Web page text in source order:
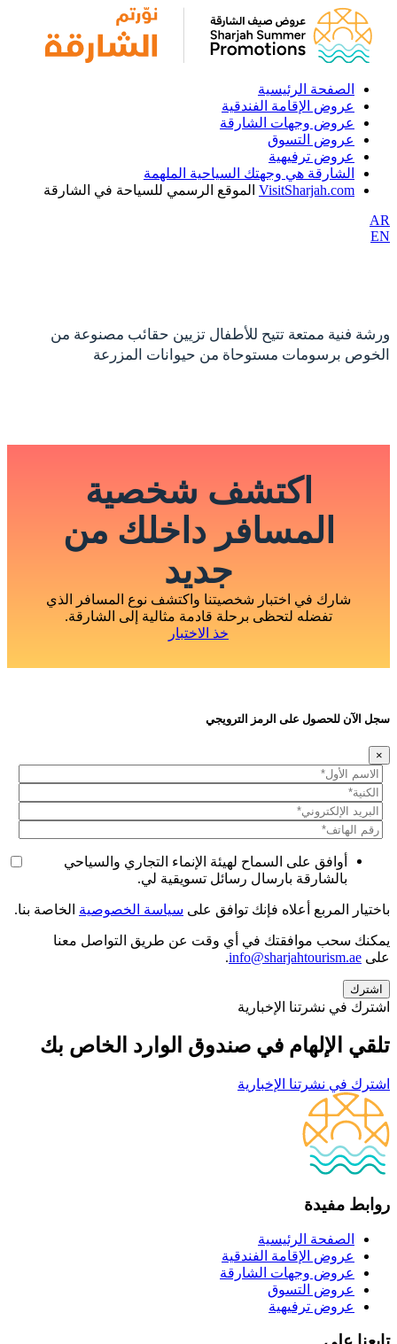
الصفحة الرئيسية
عروض الإقامة الفندقية
عروض وجهات الشارقة
عروض التسوق
عروض ترفيهية
الشارقة هي وجهتك السياحية الملهمة
VisitSharjah.com الموقع الرسمي للسياحة في الشارقة
AR
EN
ورشة فنية ممتعة تتيح للأطفال تزيين حقائب مصنوعة من
الخوص برسومات مستوحاة من حيوانات المزرعة
اكتشف شخصية
المسافر داخلك من
جديد
شارك في اختبار شخصيتنا واكتشف نوع المسافر الذي
تفضله لتحظى برحلة قادمة مثالية إلى الشارقة.
خذ الاختبار
سجل الآن للحصول على الرمز الترويجي
×
أوافق على السماح لهيئة الإنماء التجاري والسياحي
بالشارقة بارسال رسائل تسويقية لي.
باختيار المربع أعلاه فإنك توافق على سياسة الخصوصية الخاصة بنا.
يمكنك سحب موافقتك في أي وقت عن طريق التواصل معنا
على info@sharjahtourism.ae
.
اشترك في نشرتنا الإخبارية
تلقي الإلهام في صندوق الوارد الخاص بك
اشترك في نشرتنا الإخبارية
روابط مفيدة
الصفحة الرئيسية
عروض الإقامة الفندقية
عروض وجهات الشارقة
عروض التسوق
عروض ترفيهية